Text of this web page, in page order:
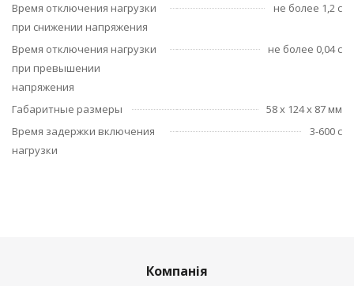
Время отключения нагрузки
при снижении напряжения
не более 1,2 с
Время отключения нагрузки
при превышении
напряжения
не более 0,04 с
Габаритные размеры
58 х 124 х 87 мм
Время задержки включения
нагрузки
3-600 с
Компанія